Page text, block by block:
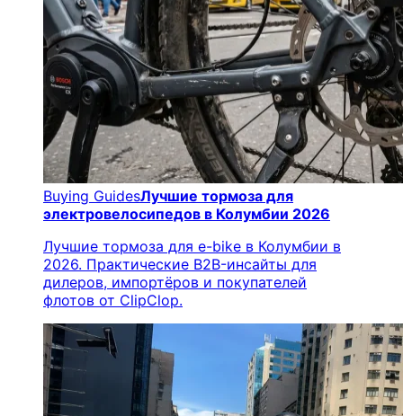
Buying GuidesЛучшие тормоза для
электровелосипедов в Колумбии 2026
Лучшие тормоза для e-bike в Колумбии в
2026. Практические B2B-инсайты для
дилеров, импортёров и покупателей
флотов от ClipClop.